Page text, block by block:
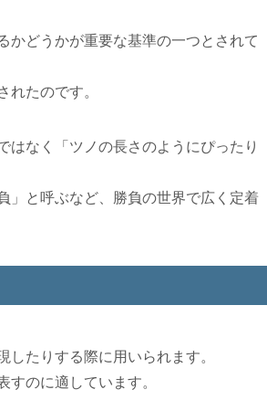
かどうかが重要な基準の一つとされて
れたのです。
はなく「ツノの長さのようにぴったり
」と呼ぶなど、勝負の世界で広く定着
したりする際に用いられます。
すのに適しています。